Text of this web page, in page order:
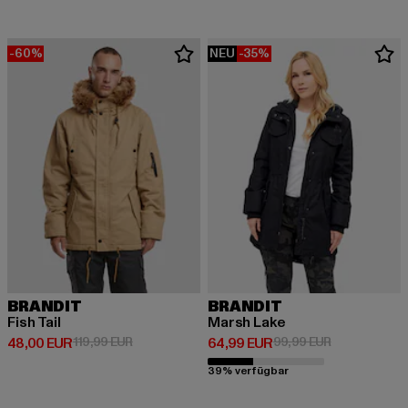
-60%
BRANDIT
Fish Tail
48,00 EUR
Derzeitiger Preis: 48,00 EUR
119,99 EURAktionspreis: 119,99 EUR
NEU -35%
BRANDIT
Marsh Lake
64,99 EUR
Derzeitiger Preis: 64,99 EUR
99,99 EURAktionspreis:
39% verfügbar